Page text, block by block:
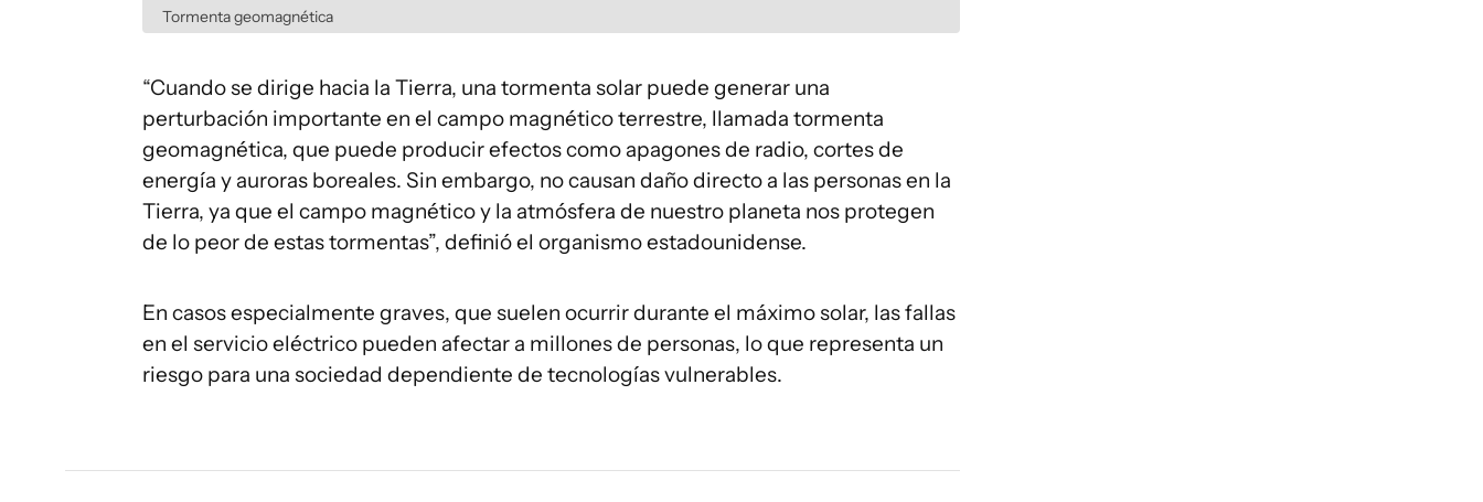
Tormenta geomagnética
“Cuando se dirige hacia la Tierra, una tormenta solar puede generar una
perturbación importante en el campo magnético terrestre, llamada tormenta
geomagnética, que puede producir efectos como apagones de radio, cortes de
energía y auroras boreales. Sin embargo, no causan daño directo a las personas en la
Tierra, ya que el campo magnético y la atmósfera de nuestro planeta nos protegen
de lo peor de estas tormentas”, definió el organismo estadounidense.
En casos especialmente graves, que suelen ocurrir durante el máximo solar, las fallas
en el servicio eléctrico pueden afectar a millones de personas, lo que representa un
riesgo para una sociedad dependiente de tecnologías vulnerables.